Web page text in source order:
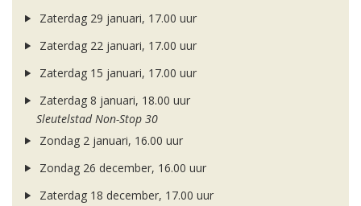
Zaterdag 29 januari, 17.00 uur
Zaterdag 22 januari, 17.00 uur
Zaterdag 15 januari, 17.00 uur
Zaterdag 8 januari, 18.00 uur
Sleutelstad Non-Stop 30
Zondag 2 januari, 16.00 uur
Zondag 26 december, 16.00 uur
Zaterdag 18 december, 17.00 uur